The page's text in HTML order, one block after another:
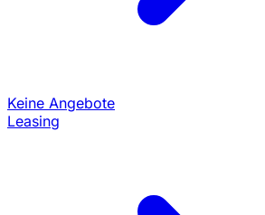
Keine Angebote
Leasing